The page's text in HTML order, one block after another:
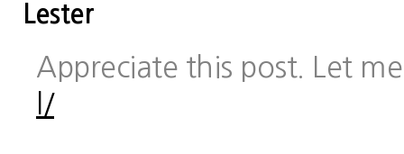
Lester
Appreciate this post. Let
l/